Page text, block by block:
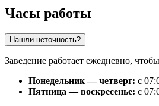
Часы работы
Нашли неточность?
Заведение работает ежедневно,
Понедельник — четверг: с
Пятница — воскресенье: с